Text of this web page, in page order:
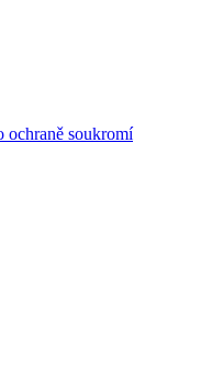
ochraně soukromí